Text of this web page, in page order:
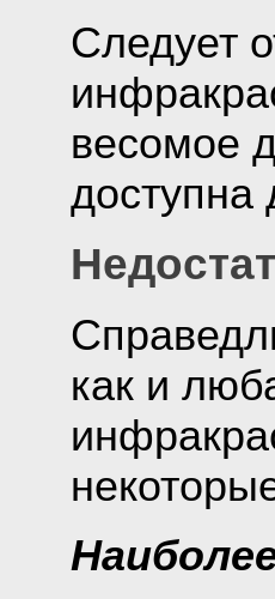
Следует
весомое
доступна
как и